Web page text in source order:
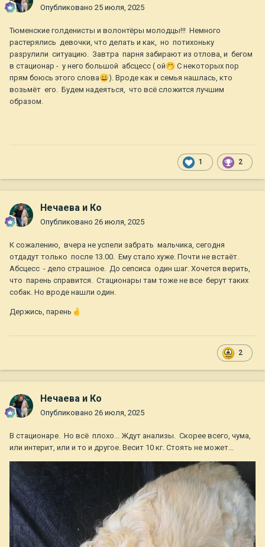
Опубликовано 25 июля, 2025
Тюменские голденисты и волонтёры молодцы!!! Немного
растерялись девочки, что делать и как, но потихоньку
разрулили ситуацию. Завтра парня забирают из отлова, и бегом
в стационар - у него большой абсцесс ( ой🤭 С некоторых пор
прям боюсь этого слова😀). Вроде как и семья нашлась, кто
возьмёт его. Будем надеяться, что всё сложится лучшим
образом.
1 2
Нечаева и Ко
Опубликовано 26 июля, 2025
К сожалению, вчера не успели забрать мальчика, сегодня
отдадут только после 13.00. Ему стало хуже. Почти не встаёт.
Абсцесс - дело страшное. До сепсиса один шаг. Хочется верить,
что парень справится. Стационары там тоже не все берут таких
собак. Но вроде нашли один.
Держись, парень 🤞
2
Нечаева и Ко
Опубликовано 26 июля, 2025
В стационаре. Но всё плохо... Ждут анализы. Скорее всего, чума,
или интерит, или и то и другое. Весит 10 кг. Стоять не может...